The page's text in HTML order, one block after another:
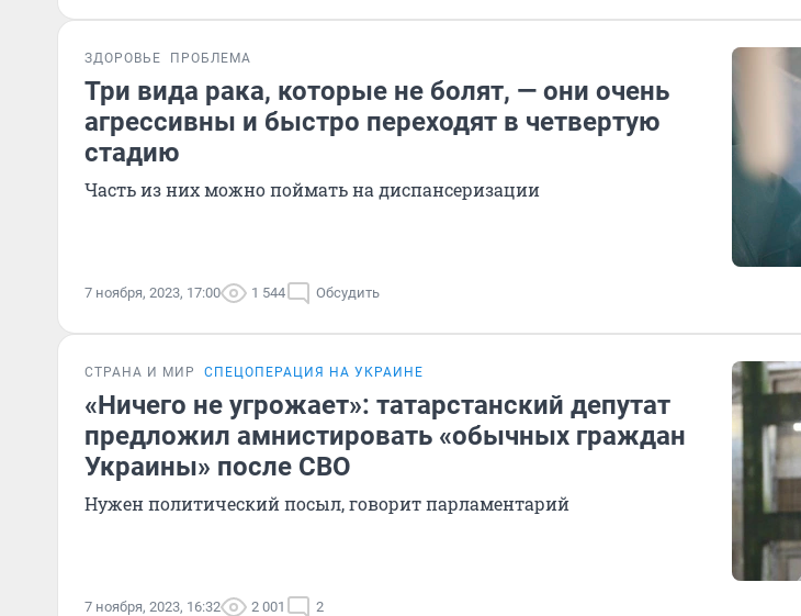
ЗДОРОВЬЕ ПРОБЛЕМА
Три вида рака, которые не болят, — они очень
агрессивны и быстро переходят в четвертую
стадию
Часть из них можно поймать на диспансеризации
7 ноября, 2023, 17:00 1 544 Обсудить
СТРАНА И МИР СПЕЦОПЕРАЦИЯ НА УКРАИНЕ
«Ничего не угрожает»: татарстанский депутат
предложил амнистировать «обычных граждан
Украины» после СВО
Нужен политический посыл, говорит парламентарий
7 ноября, 2023, 16:32 2 001 2